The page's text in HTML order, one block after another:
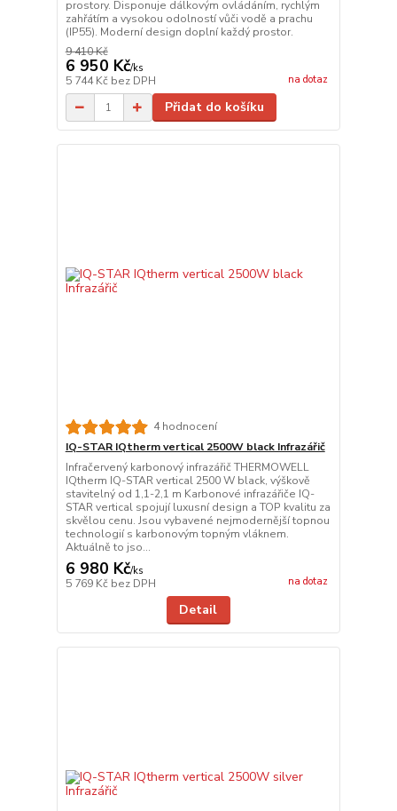
prostory. Disponuje dálkovým ovládáním, rychlým
zahřátím a vysokou odolností vůči vodě a prachu
(IP55). Moderní design doplní každý prostor.
9 410 Kč
6 950 Kč/ks
5 744 Kč bez DPH na dotaz
Přidat do košíku
4 hodnocení
IQ-STAR IQtherm vertical 2500W black Infrazářič
Infračervený karbonový infrazářič THERMOWELL
IQtherm IQ-STAR vertical 2500 W black, výškově
stavitelný od 1,1-2,1 m Karbonové infrazářiče IQ-
STAR vertical spojují luxusní design a TOP kvalitu za
skvělou cenu. Jsou vybavené nejmodernější topnou
technologií s karbonovým topným vláknem.
Aktuálně to jso...
6 980 Kč/ks
5 769 Kč bez DPH na dotaz
Detail